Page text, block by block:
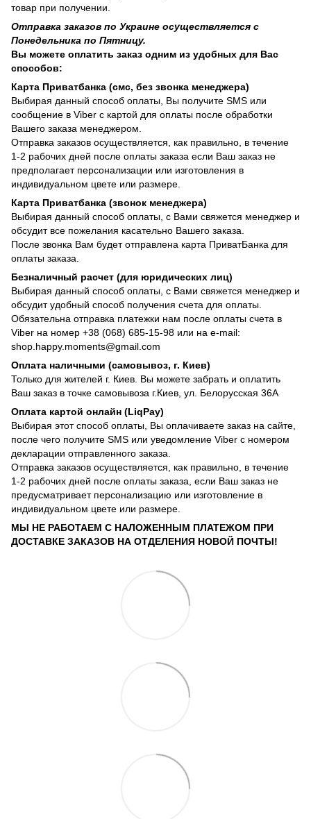
товар при получении.
Отправка заказов по Украине осуществляется с
Понедельника по Пятницу.
Вы можете оплатить заказ одним из удобных для Вас
способов:
Карта Приватбанка (смс, без звонка менеджера)
Выбирая данный способ оплаты, Вы получите SMS или
сообщение в Viber с картой для оплаты после обработки
Вашего заказа менеджером.
Отправка заказов осуществляется, как правильно, в течение
1-2 рабочих дней после оплаты заказа если Ваш заказ не
предполагает персонализации или изготовления в
индивидуальном цвете или размере.
Карта Приватбанка (звонок менеджера)
Выбирая данный способ оплаты, с Вами свяжется менеджер и
обсудит все пожелания касательно Вашего заказа.
После звонка Вам будет отправлена карта ПриватБанка для
оплаты заказа.
Безналичный расчет (для юридических лиц)
Выбирая данный способ оплаты, с Вами свяжется менеджер и
обсудит удобный способ получения счета для оплаты.
Обязательна отправка платежки нам после оплаты счета в
Viber на номер +38 (068) 685-15-98 или на e-mail:
shop.happy.moments@gmail.com
Оплата наличными (самовывоз, г. Киев)
Только для жителей г. Киев. Вы можете забрать и оплатить
Ваш заказ в точке самовывоза г.Киев, ул. Белорусская 36А
Оплата картой онлайн (LiqPay)
Выбирая этот способ оплаты, Вы оплачиваете заказ на сайте,
после чего получите SMS или уведомление Viber с номером
декларации отправленного заказа.
Отправка заказов осуществляется, как правильно, в течение
1-2 рабочих дней после оплаты заказа, если Ваш заказ не
предусматривает персонализацию или изготовление в
индивидуальном цвете или размере.
МЫ НЕ РАБОТАЕМ С НАЛОЖЕННЫМ ПЛАТЕЖОМ ПРИ
ДОСТАВКЕ ЗАКАЗОВ НА ОТДЕЛЕНИЯ НОВОЙ ПОЧТЫ!